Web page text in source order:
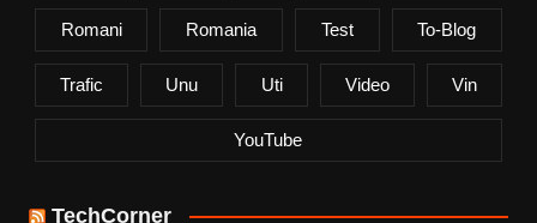
Romani Romania Test To-Blog
Trafic Unu Uti Video Vin
YouTube
TechCorner